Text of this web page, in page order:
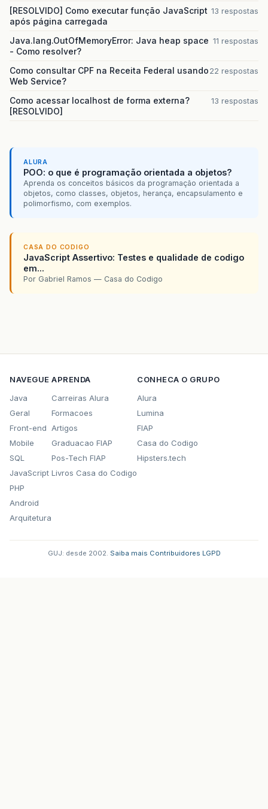
[RESOLVIDO] Como executar função JavaScript
após página carregada
13 respostas
Java.lang.OutOfMemoryError: Java heap space
- Como resolver?
11 respostas
Como consultar CPF na Receita Federal usando
Web Service?
22 respostas
Como acessar localhost de forma externa?
[RESOLVIDO]
13 respostas
ALURA
POO: o que é programação orientada a objetos?
Aprenda os conceitos básicos da programação orientada a
objetos, como classes, objetos, herança, encapsulamento e
polimorfismo, com exemplos.
CASA DO CODIGO
JavaScript Assertivo: Testes e qualidade de codigo
em...
Por Gabriel Ramos — Casa do Codigo
NAVEGUE
Java
Geral
Front-end
Mobile
SQL
JavaScript
PHP
Android
Arquitetura
APRENDA
Carreiras Alura
Formacoes
Artigos
Graduacao FIAP
Pos-Tech FIAP
Livros Casa do Codigo
CONHECA O GRUPO
Alura
Lumina
FIAP
Casa do Codigo
Hipsters.tech
GUJ: desde 2002. Saiba mais Contribuidores LGPD